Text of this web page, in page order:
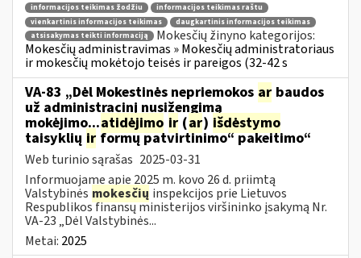
informacijos teikimas žodžiu
informacijos teikimas raštu
vienkartinis informacijos teikimas
daugkartinis informacijos teikimas
atsisakymas teikti informaciją
Mokesčių žinyno kategorijos:
Mokesčių administravimas » Mokesčių administratoriaus
ir mokesčių mokėtojo teisės ir pareigos (32-42 s
VA-83 „Dėl Mokestinės nepriemokos ar baudos
už administracinį nusižengimą
mokėjimo...atidėjimo ir (ar) išdėstymo
taisyklių ir formų patvirtinimo“ pakeitimo“
Web turinio sąrašas 2025-03-31
Informuojame apie 2025 m. kovo 26 d. priimtą
Valstybinės mokesčių inspekcijos prie Lietuvos
Respublikos finansų ministerijos viršininko įsakymą Nr.
VA-23 „Dėl Valstybinės...
Metai: 2025